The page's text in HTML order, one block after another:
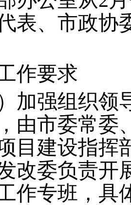
表、市政协
作要求
）加强组织
由市委常委
目建设指挥
改委负责开
作专班，具